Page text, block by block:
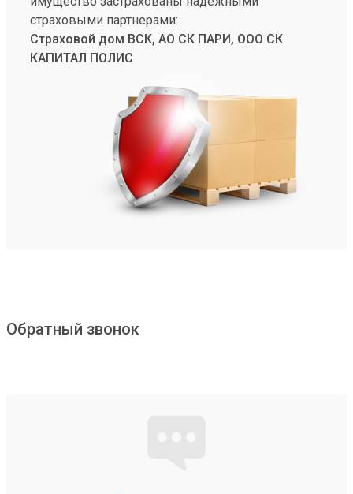
страховыми партнерами:
Страховой дом ВСК, АО СК ПАРИ, ООО СК
КАПИТАЛ ПОЛИС
Обратный звонок